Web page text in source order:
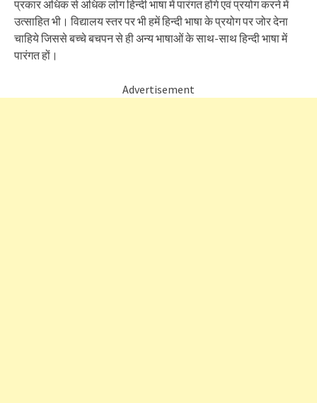
प्रकार अधिक से अधिक लोग हिन्दी भाषा में पारंगत होंगे एवं प्रयोग करने में
उत्साहित भी। विद्यालय स्तर पर भी हमें हिन्दी भाषा के प्रयोग पर जोर देना
चाहिये जिससे बच्चे बचपन से ही अन्य भाषाओं के साथ-साथ हिन्दी भाषा में
पारंगत हों।
Advertisement